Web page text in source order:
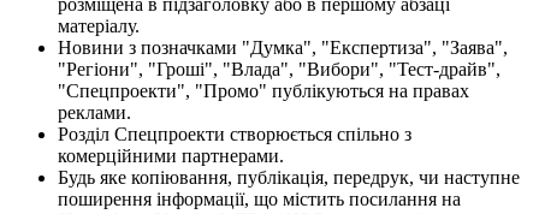
матеріалу.
Новини з позначками "Думка", "Експертиза", "Заява",
"Регіони", "Гроші", "Влада", "Вибори", "Тест-драйв",
"Спецпроекти", "Промо" публікуються на правах
реклами.
Розділ Спецпроекти створюється спільно з
комерційними партнерами.
Будь яке копіювання, публікація, передрук, чи наступне
поширення інформації, що містить посилання на